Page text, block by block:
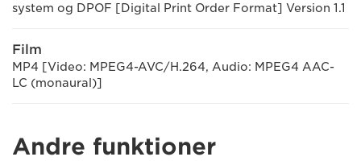
system og DPOF [Digital Print Order Format] Version 1.1
Film
MP4 [Video: MPEG4-AVC/H.264, Audio: MPEG4 AAC-
LC (monaural)]
Andre funktioner